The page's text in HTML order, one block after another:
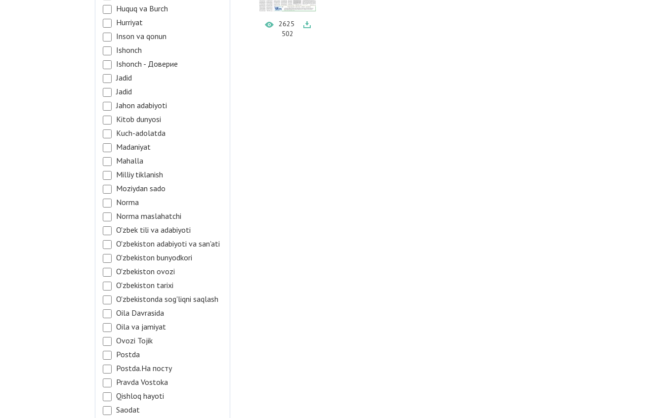
2625
502
Huquq va Burch
Hurriyat
Inson va qonun
Ishonch
Ishonch - Доверие
Jadid
Jadid
Jahon adabiyoti
Kitob dunyosi
Kuch-adolatda
Madaniyat
Mahalla
Milliy tiklanish
Moziydan sado
Norma
Norma maslahatchi
O'zbek tili va adabiyoti
O'zbekiston adabiyoti va san'ati
O'zbekiston bunyodkori
O'zbekiston ovozi
O'zbekiston tarixi
O'zbekistonda sog'liqni saqlash
Oila Davrasida
Oila va jamiyat
Ovozi Tojik
Postda
Postda.На посту
Pravda Vostoka
Qishloq hayoti
Saodat